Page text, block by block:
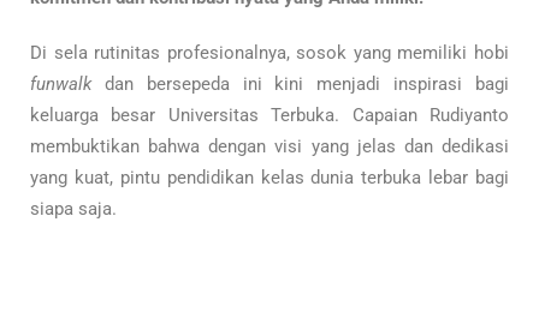
Di sela rutinitas profesionalnya, sosok yang memiliki hobi
funwalkdan bersepeda ini kini menjadi inspirasi bagi
keluarga besar Universitas Terbuka. Capaian Rudiyanto
membuktikan bahwa dengan visi yang jelas dan dedikasi
yang kuat, pintu pendidikan kelas dunia terbuka lebar bagi
siapa saja.